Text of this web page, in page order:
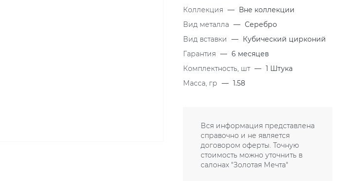
Коллекция — Вне коллекции
Вид металла — Серебро
Вид вставки
— Кубический цирконий
Гарантия — 6 месяцев
Комплектность, шт — 1 Штука
Масса, гр — 1.58
Вся информация представлена
справочно и не является
договором оферты. Точную
стоимость можно уточнить в
салонах "Золотая Мечта"